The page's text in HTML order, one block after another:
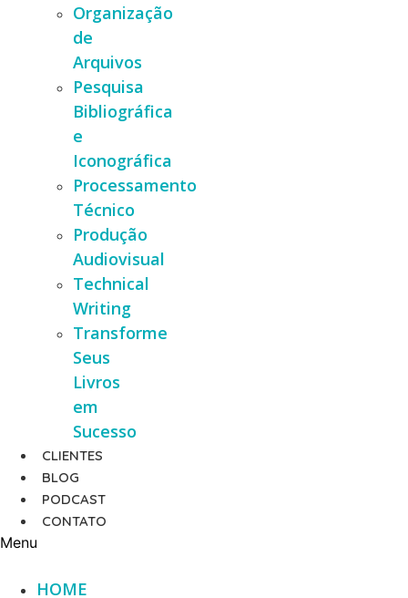
Organização
de
Arquivos
Pesquisa
Bibliográfica
e
Iconográfica
Processamento
Técnico
Produção
Audiovisual
Technical
Writing
Transforme
Seus
Livros
em
Sucesso
CLIENTES
BLOG
PODCAST
CONTATO
Menu
HOME